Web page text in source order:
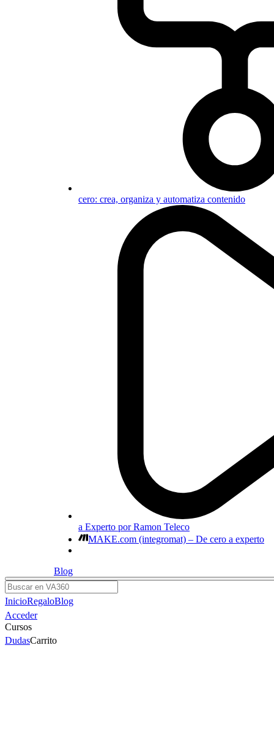
cero: crea, organiza y automatiza contenido
a Experto por Ramon Teleco
MAKE.com (integromat) – De cero a experto
Blog
Buscar
InicioRegaloBlog
Acceder
Cursos
DudasCarrito